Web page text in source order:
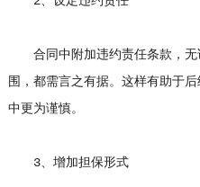
合同中附加违约责任条款，无
围，都需言之有据。这样有助于
中更为谨慎。
3、增加担保形式